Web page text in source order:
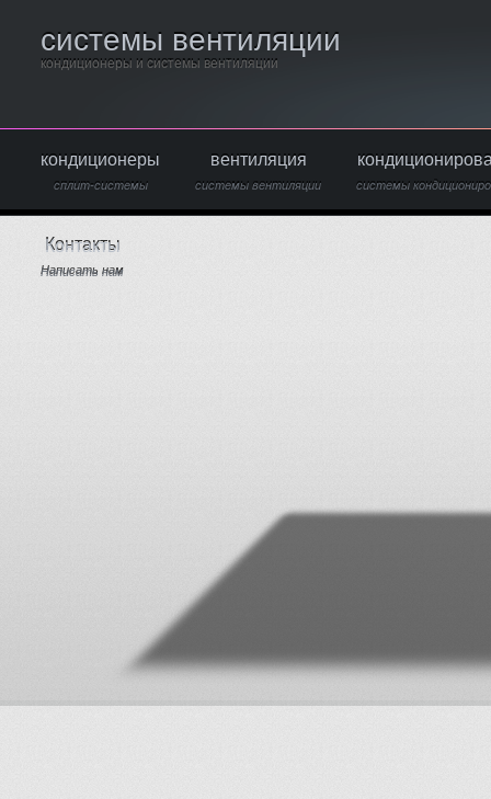
системы вентиляции
кондиционеры и системы вентиляции
кондиционеры
сплит-системы
вентиляция
системы вентиляции системы
Контакты
Написать нам